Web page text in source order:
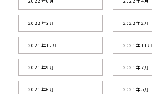
2022年3月 2022年2月
2021年12月 2021年11月
2021年9月 2021年7月
2021年6月 2021年5月